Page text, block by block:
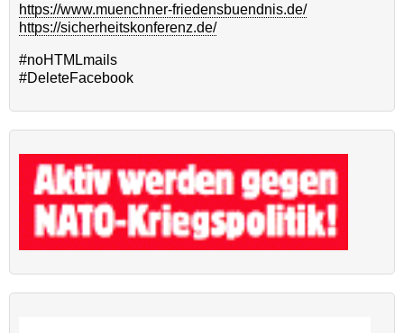
https://www.muenchner-friedensbuendnis.de/
https://sicherheitskonferenz.de/
#noHTMLmails
#DeleteFacebook